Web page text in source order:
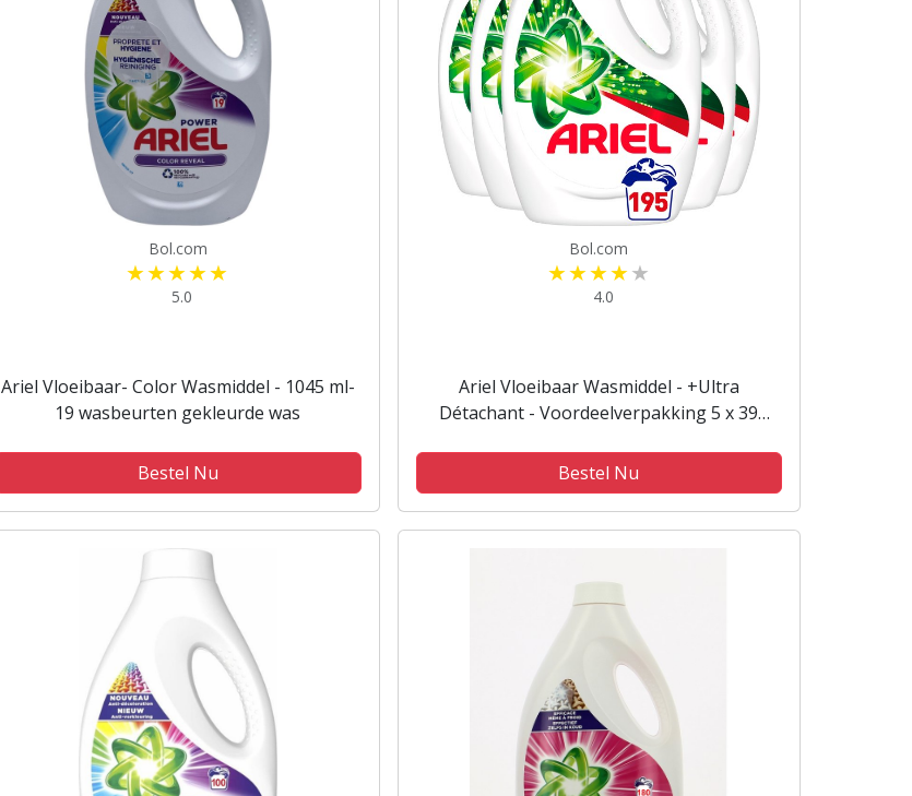
Bol.com
5.0
Ariel Vloeibaar- Color Wasmiddel - 1045 ml-
19 wasbeurten gekleurde was
Bestel Nu
Bol.com
4.0
Ariel Vloeibaar Wasmiddel - +Ultra
Détachant - Voordeelverpakking 5 x 39
Bestel Nu